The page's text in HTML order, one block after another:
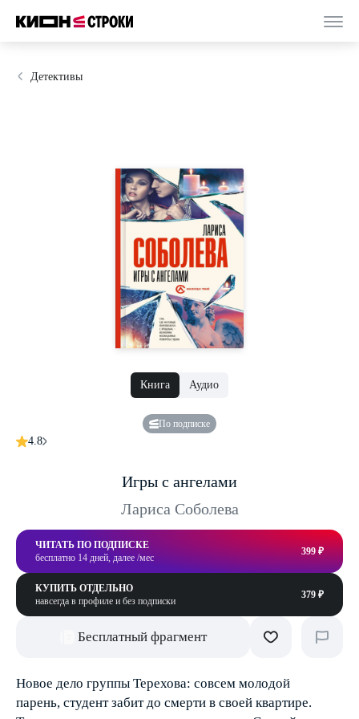
Детективы
Книга Аудио
По подписке
4.8
Игры с ангелами
Лариса Соболева
ЧИТАТЬ ПО ПОДПИСКЕ
бесплатно 14 дней, далее /мес
399 ₽
КУПИТЬ ОТДЕЛЬНО
навсегда в профиле и без подписки
379 ₽
Бесплатный фрагмент
Новое дело группы Терехова: совсем молодой
парень, студент забит до смерти в своей квартире.